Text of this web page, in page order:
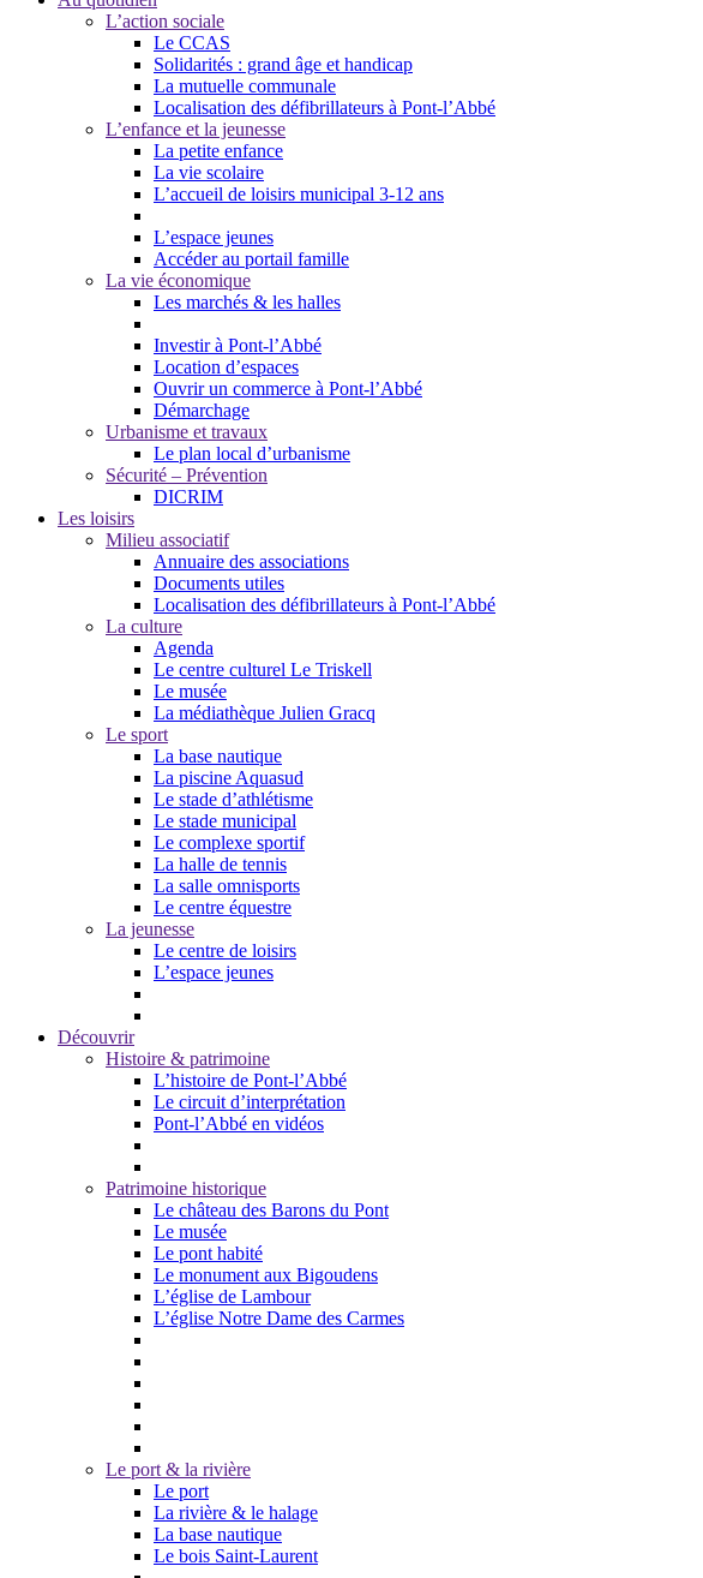
L’action sociale
Le CCAS
Solidarités : grand âge et handicap
La mutuelle communale
Localisation des défibrillateurs à Pont-l’Abbé
L’enfance et la jeunesse
La petite enfance
La vie scolaire
L’accueil de loisirs municipal 3-12 ans
L’espace jeunes
Accéder au portail famille
La vie économique
Les marchés & les halles
Investir à Pont-l’Abbé
Location d’espaces
Ouvrir un commerce à Pont-l’Abbé
Démarchage
Urbanisme et travaux
Le plan local d’urbanisme
Sécurité – Prévention
DICRIM
Les loisirs
Milieu associatif
Annuaire des associations
Documents utiles
Localisation des défibrillateurs à Pont-l’Abbé
La culture
Agenda
Le centre culturel Le Triskell
Le musée
La médiathèque Julien Gracq
Le sport
La base nautique
La piscine Aquasud
Le stade d’athlétisme
Le stade municipal
Le complexe sportif
La halle de tennis
La salle omnisports
Le centre équestre
La jeunesse
Le centre de loisirs
L’espace jeunes
Découvrir
Histoire & patrimoine
L’histoire de Pont-l’Abbé
Le circuit d’interprétation
Pont-l’Abbé en vidéos
Patrimoine historique
Le château des Barons du Pont
Le musée
Le pont habité
Le monument aux Bigoudens
L’église de Lambour
L’église Notre Dame des Carmes
Le port & la rivière
Le port
La rivière & le halage
La base nautique
Le bois Saint-Laurent